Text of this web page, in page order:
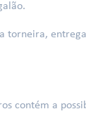
torneira,
contém a